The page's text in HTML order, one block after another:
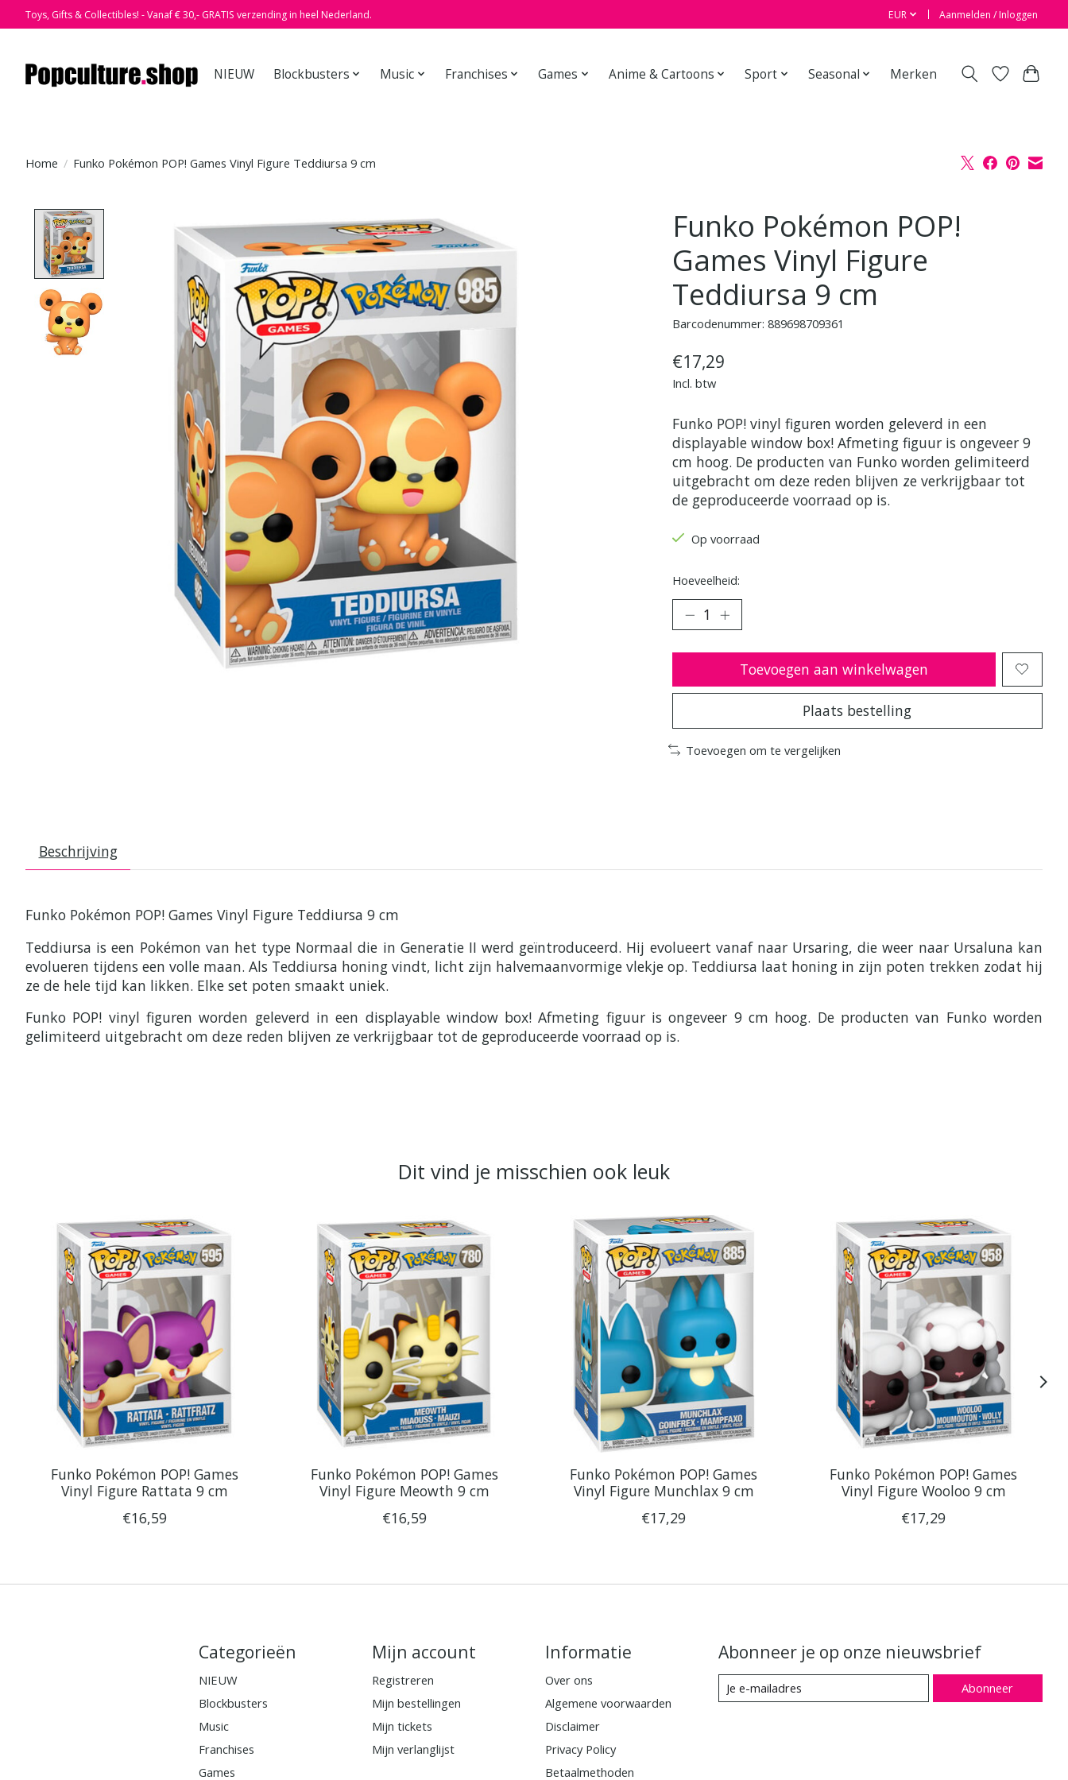
Toys, Gifts & Collectibles! - Vanaf € 30,- GRATIS verzending in heel Nederland. EUR Aanmelden / Inloggen
NIEUW Blockbusters Music Franchises Games Anime & Cartoons Sport Seasonal Merken
Home / Funko Pokémon POP! Games Vinyl Figure Teddiursa 9 cm
Product image slideshow Items
Funko Pokémon POP!
Games Vinyl Figure
Teddiursa 9 cm
Barcodenummer: 889698709361
€17,29
Incl. btw
Funko POP! vinyl figuren worden geleverd in een
displayable window box! Afmeting figuur is ongeveer 9
cm hoog. De producten van Funko worden gelimiteerd
uitgebracht om deze reden blijven ze verkrijgbaar tot
de geproduceerde voorraad op is.
Op voorraad
Hoeveelheid:
Toevoegen aan winkelwagen
Plaats bestelling
Toevoegen om te vergelijken
Beschrijving
Funko Pokémon POP! Games Vinyl Figure Teddiursa 9 cm
Teddiursa is een Pokémon van het type Normaal die in Generatie II werd geïntroduceerd. Hij evolueert vanaf naar Ursaring, die weer naar Ursaluna kan
evolueren tijdens een volle maan. Als Teddiursa honing vindt, licht zijn halvemaanvormige vlekje op. Teddiursa laat honing in zijn poten trekken zodat hij
ze de hele tijd kan likken. Elke set poten smaakt uniek.
Funko POP! vinyl figuren worden geleverd in een displayable window box! Afmeting figuur is ongeveer 9 cm hoog. De producten van Funko worden
gelimiteerd uitgebracht om deze reden blijven ze verkrijgbaar tot de geproduceerde voorraad op is.
Dit vind je misschien ook leuk
Items van productcarrousel
Funko Pokémon POP! Games
Vinyl Figure Rattata 9 cm
€16,59
Funko Pokémon POP! Games
Vinyl Figure Meowth 9 cm
€16,59
Funko Pokémon POP! Games
Vinyl Figure Munchlax 9 cm
€17,29
Funko Pokémon POP! Games
Vinyl Figure Wooloo 9 cm
€17,29
Categorieën
NIEUW
Blockbusters
Music
Franchises
Games
Mijn account
Registreren
Mijn bestellingen
Mijn tickets
Mijn verlanglijst
Informatie
Over ons
Algemene voorwaarden
Disclaimer
Privacy Policy
Betaalmethoden
Abonneer je op onze nieuwsbrief
Abonneer